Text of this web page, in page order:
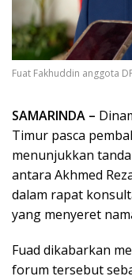
Fuat Fakhuddin anggota
SAMARINDA –
Timur pasca
menunjukkan
antara Akhmed
dalam rapat
yang menyeret
Fuad dikabarkan
forum tersebut